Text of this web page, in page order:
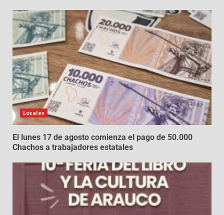
Locales
El lunes 17 de agosto comienza el pago de 50.000
Chachos a trabajadores estatales